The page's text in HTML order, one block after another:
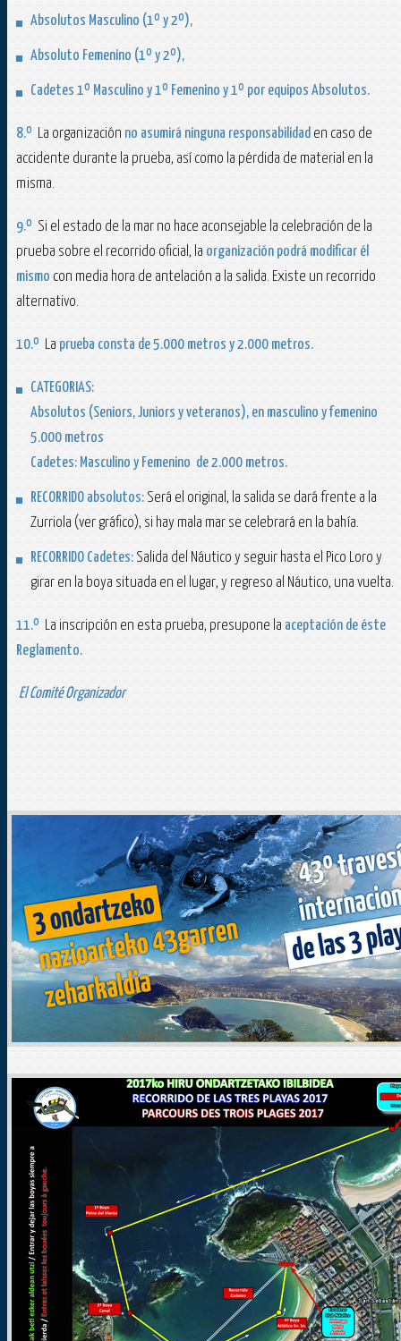
Absolutos Masculino (1º y 2º),
Absoluto Femenino (1º y 2º),
Cadetes 1º Masculino y 1º Femenino y 1º por equipos Absolutos.
8.º La organización no asumirá ninguna responsabilidad en caso de
accidente durante la prueba, así como la pérdida de material en la
misma.
9.º Si el estado de la mar no hace aconsejable la celebración de la
prueba sobre el recorrido oficial, la organización podrá modificar él
mismo con media hora de antelación a la salida. Existe un recorrido
alternativo.
10.º La prueba consta de5.000 metros y2.000 metros.
CATEGORIAS:
Absolutos (Seniors, Juniors y veteranos), en masculino y femenino
5.000 metros
Cadetes: Masculino y Femenino de2.000 metros.
RECORRIDO absolutos: Será el original, la salida se dará frente a la
Zurriola (ver gráfico), si hay mala mar se celebrará en la bahía.
RECORRIDO Cadetes: Salida del Náutico y seguir hasta el Pico Loro y
girar en la boya situada en el lugar, y regreso al Náutico, una vuelta.
11.º La inscripción en esta prueba, presupone la aceptación de éste
Reglamento.
El Comité Organizador